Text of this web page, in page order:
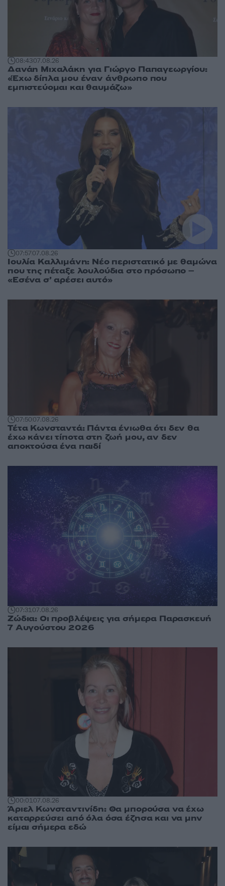
08:4307.08.26
Δανάη Μιχαλάκη για Γιώργο Παπαγεωργίου:
«Έχω δίπλα μου έναν άνθρωπο που
εμπιστεύομαι και θαυμάζω»
07:5707.08.26
Ιουλία Καλλιμάνη: Νέο περιστατικό με θαμώνα
που της πέταξε λουλούδια στο πρόσωπο –
«Εσένα σ’ αρέσει αυτό»
07:5007.08.26
Τέτα Κωνσταντά: Πάντα ένιωθα ότι δεν θα
έχω κάνει τίποτα στη ζωή μου, αν δεν
αποκτούσα ένα παιδί
07:3107.08.26
Ζώδια: Οι προβλέψεις για σήμερα Παρασκευή
7 Αυγούστου 2026
00:0107.08.26
Άριελ Κωνσταντινίδη: Θα μπορούσα να έχω
καταρρεύσει από όλα όσα έζησα και να μην
είμαι σήμερα εδώ